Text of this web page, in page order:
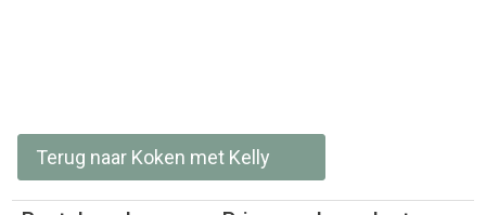
Terug naar Koken met Kelly